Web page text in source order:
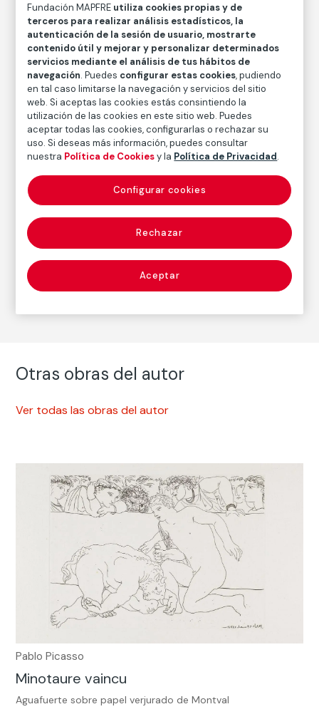
Medidas mancha: 19,5 × 26,3 cm
Medidas papel: 34 × 44,5 cm
Inventario
FM001621
Fecha
20.3.1933
Autor
Pablo Picasso
Nacimiento: Málaga, 1881
Estampa
Serie:Suite Vollard(Pablo Picasso)
Otras obras del autor
Ver todas las obras del autor
Pablo Picasso
Minotaure vaincu
Aguafuerte sobre papel verjurado de Montval
Fundación MAPFRE utiliza cookies propias y de
terceros para realizar análisis estadísticos, la
autenticación de la sesión de usuario, mostrarte
contenido útil y mejorar y personalizar determinados
servicios mediante el análisis de tus hábitos de
navegación. Puedes configurar estas cookies, pudiendo
en tal caso limitarse la navegación y servicios del sitio
web. Si aceptas las cookies estás consintiendo la
utilización de las cookies en este sitio web. Puedes
aceptar todas las cookies, configurarlas o rechazar su
uso. Si deseas más información, puedes consultar
nuestra Política de Cookiesy la Política de Privacidad.
Rechazar
Aceptar
Configurar cookies